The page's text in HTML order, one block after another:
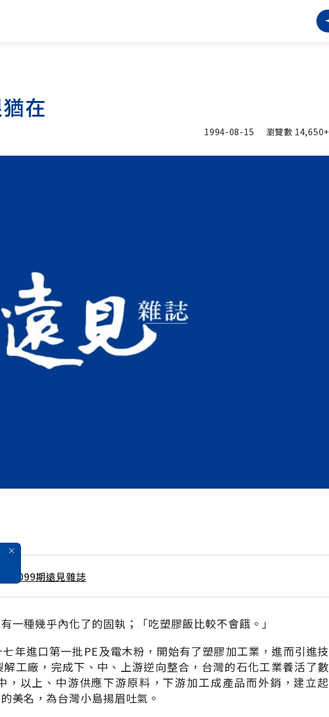
在
1994-08-15 瀏覽數 14,650+
第099期遠見雜誌
一種幾乎內化了的固執；「吃塑膠飯比較不會餓。」
年進口第一批PE及電木粉，開始有了塑膠加工業，進而引進技
工廠，完成下、中、上游逆向整合，台灣的石化工業養活了數
，以上、中游供應下游原料，下游加工成產品而外銷，建立起
美名，為台灣小島揚眉吐氣。